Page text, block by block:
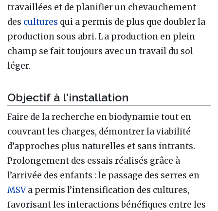
travaillées et de planifier un chevauchement
des cultures qui a permis de plus que doubler la
production sous abri. La production en plein
champ se fait toujours avec un travail du sol
léger.
Objectif à l'installation
Faire de la recherche en biodynamie tout en
couvrant les charges, démontrer la viabilité
d’approches plus naturelles et sans intrants.
Prolongement des essais réalisés grâce à
l’arrivée des enfants : le passage des serres en
MSVa permis l’intensification des cultures,
favorisant les interactions bénéfiques entre les